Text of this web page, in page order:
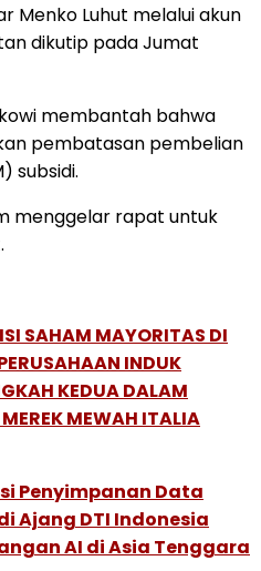
Menko Luhut melalui akun
dikutip pada Jumat
membantah bahwa
pembatasan pembelian
subsidi.
menggelar rapat untuk
SAHAM MAYORITAS DI
INDUK
KEDUA DALAM
MEWAH ITALIA
Penyimpanan Data
Ajang DTI Indonesia
AI di Asia Tenggara